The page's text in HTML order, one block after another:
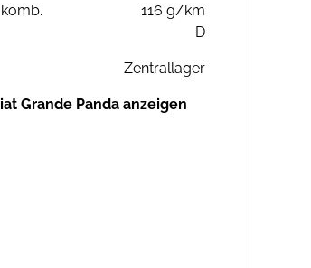
116 g/km
D
Zentrallager
Grande Panda anzeigen